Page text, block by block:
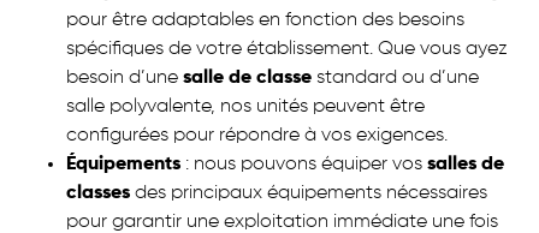
pour être adaptables en fonction des besoins
spécifiques de votre établissement. Que vous ayez
besoin d’une salle de classe standard ou d’une
salle polyvalente, nos unités peuvent être
configurées pour répondre à vos exigences.
Équipements : nous pouvons équiper vos salles de
classes des principaux équipements nécessaires
pour garantir une exploitation immédiate une fois